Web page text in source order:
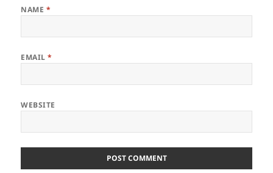
NAME *
EMAIL*
WEBSITE